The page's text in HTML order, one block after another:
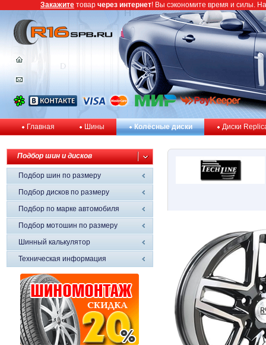
Главная Шины Колёсные диски Диски
Подбор шин и дисков
Подбор шин по размеру
Подбор дисков по размеру
Подбор по марке автомобиля
Подбор мотошин по размеру
Шинный калькулятор
Техническая информация
Закажите товар через интернет! Вы сэкономите время и силы.